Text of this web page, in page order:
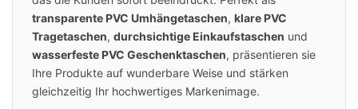
transparente PVC Umhängetaschen, klare PVC
Tragetaschen, durchsichtige Einkaufstaschen und
wasserfeste PVC Geschenktaschen, präsentieren sie
Ihre Produkte auf wunderbare Weise und stärken
gleichzeitig Ihr hochwertiges Markenimage.